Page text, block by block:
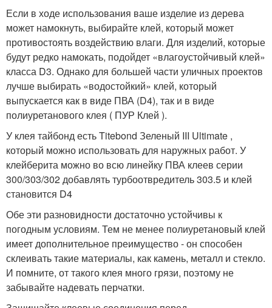
Если в ходе использования ваше изделие из дерева
может намокнуть, выбирайте клей, который может
противостоять воздействию влаги. Для изделий, которые
будут редко намокать, подойдет «влагоустойчивый клей»
класса D3. Однако для большей части уличных проектов
лучше выбирать «водостойкий» клей, который
выпускается как в виде ПВА (D4), так и в виде
полиуретанового клея ( ПУР Клей ).
У клея тайбонд есть Titebond Зеленый III Ultimate ,
который можно использовать для наружных работ. У
клейберита можно во всю линейку ПВА клеев серии
300/303/302 добавлять турбоотвредитель 303.5 и клей
становится D4
Обе эти разновидности достаточно устойчивы к
погодным условиям. Тем не менее полиуретановый клей
имеет дополнительное преимущество - он способен
склеивать такие материалы, как камень, металл и стекло.
И помните, от такого клея много грязи, поэтому не
забывайте надевать перчатки.